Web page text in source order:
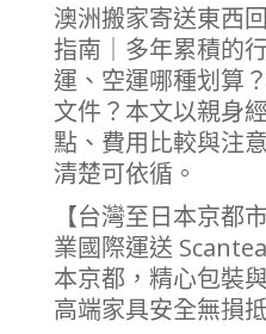
澳洲搬家寄送東西
指南｜多年累積的
運、空運哪種划算
文件？本文以親身
點、費用比較與注
清楚可依循。
【台灣至日本京都
業國際運送
本京都，精心包裝
高端家具安全無損